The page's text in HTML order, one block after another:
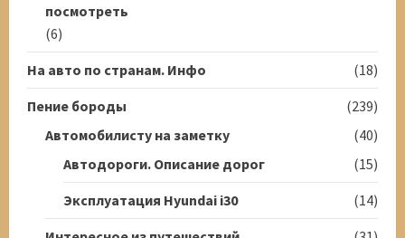
посмотреть
(6)
На авто по странам. Инфо
(18)
Пение бороды
(239)
Автомобилисту на заметку
(40)
Автодороги. Описание дорог
(15)
Эксплуатация Hyundai i30
(14)